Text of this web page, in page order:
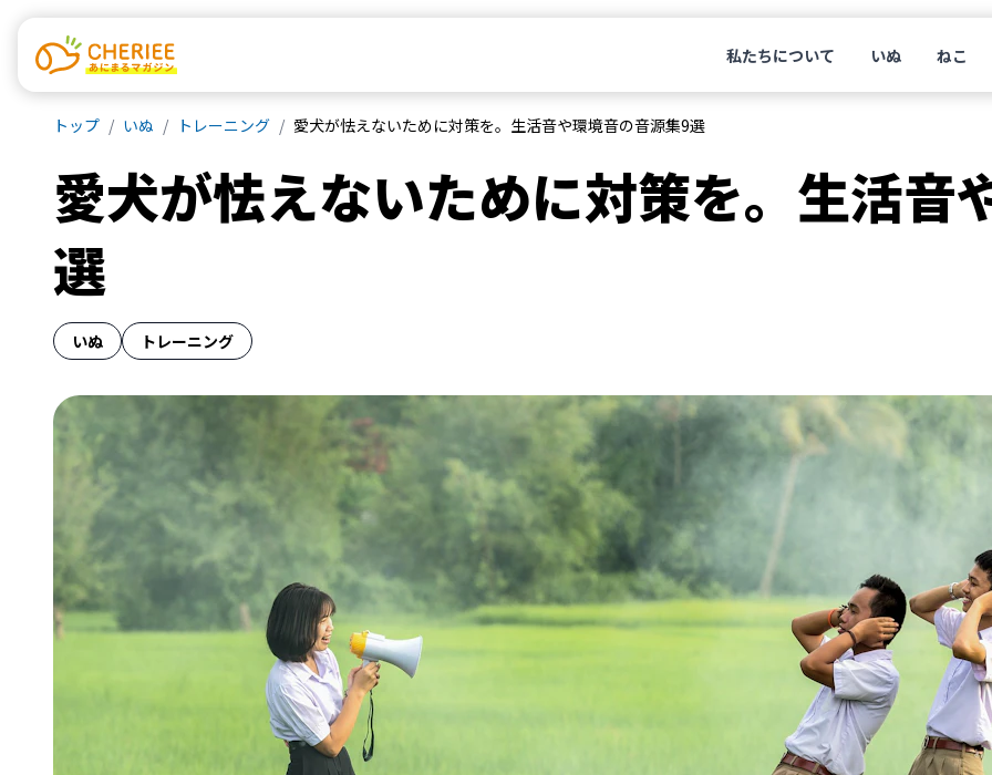
私たちについて いぬ ねこ
トップ いぬ トレーニング 愛犬が怯えないために対策を。生活音や環境音の音源集9選
愛犬が怯えないために対策を。生活音
選
いぬ トレーニング